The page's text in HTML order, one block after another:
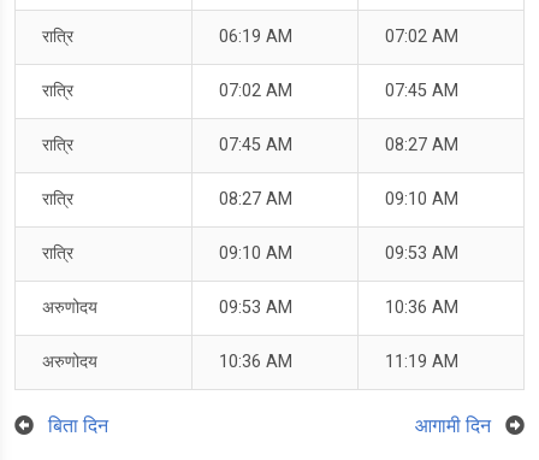
रात्रि 06:19 AM 07:02 AM
रात्रि 07:02 AM 07:45 AM
रात्रि 07:45 AM 08:27 AM
रात्रि 08:27 AM 09:10 AM
रात्रि 09:10 AM 09:53 AM
अरुणोदय 09:53 AM 10:36 AM
अरुणोदय 10:36 AM 11:19 AM
बिता दिन आगामी दिन